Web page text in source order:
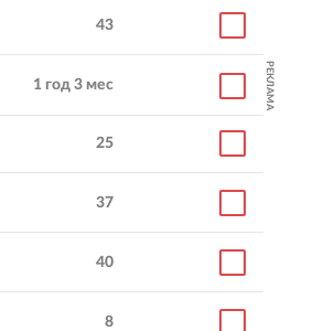
43
1 год 3 мес РЕКЛАМА
25
37
40
8